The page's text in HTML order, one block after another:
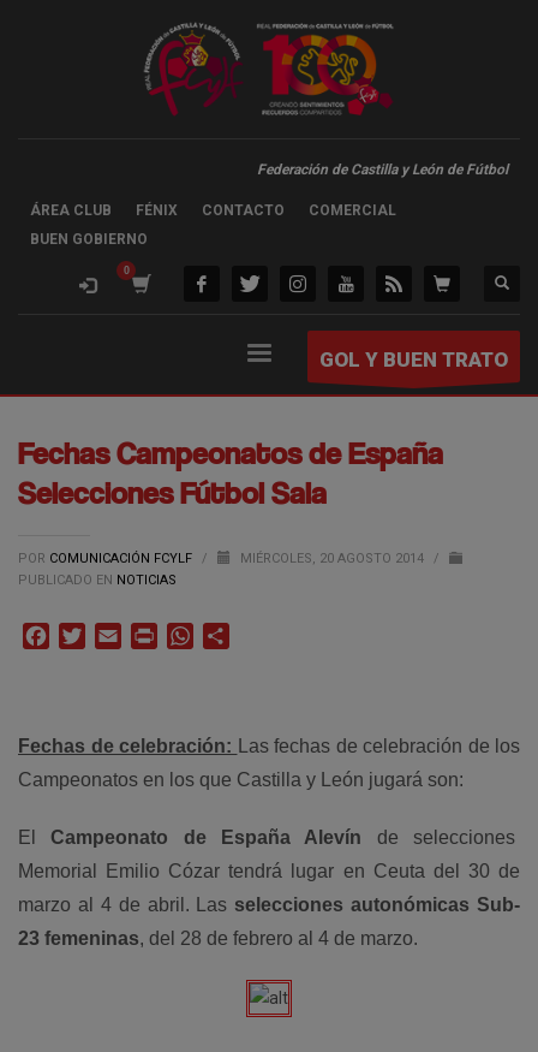
Federación de Castilla y León de Fútbol
ÁREA CLUB FÉNIX CONTACTO
COMERCIAL
BUEN GOBIERNO
GOL Y BUEN TRATO
Fechas Campeonatos de España
Selecciones Fútbol Sala
POR COMUNICACIÓN FCYLF / MIÉRCOLES, 20 AGOSTO 2014
/
PUBLICADO EN NOTICIAS
FacebookTwitterEmail Print WhatsApp
Fechas de celebración:
Las fechas de celebración de los
Campeonatos en los que Castilla y León jugará son:
ElCampeonato de España Alevín de selecciones
Memorial Emilio Cózar tendrá lugar en Ceuta del 30 de
marzo al 4 de abril. Las selecciones autonómicas Sub-
23 femeninas, del 28 de febrero al 4 de marzo.